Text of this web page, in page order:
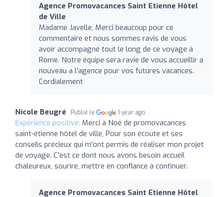
Agence Promovacances Saint Etienne Hôtel
de Ville
Madame Javelle, Merci beaucoup pour ce
commentaire et nous sommes ravis de vous
avoir accompagné tout le long de ce voyage à
Rome. Notre équipe sera ravie de vous accueillir a
nouveau a l'agence pour vos futures vacances.
Cordialement
Nicole Beugré Publié le 1 year ago
Expérience positive: Merci à Noé de promovacances
saint-étienne hôtel de ville, Pour son écoute et ses
conseils précieux qui m'ont permis de réaliser mon projet
de voyage. C'est ce dont nous avons besoin accueil
chaleureux, sourire, mettre en confiance à continuer.
Agence Promovacances Saint Etienne Hôtel